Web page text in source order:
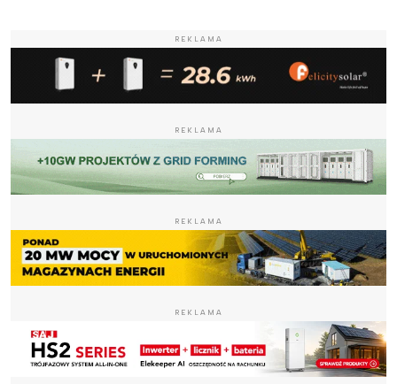
REKLAMA
REKLAMA
REKLAMA
REKLAMA